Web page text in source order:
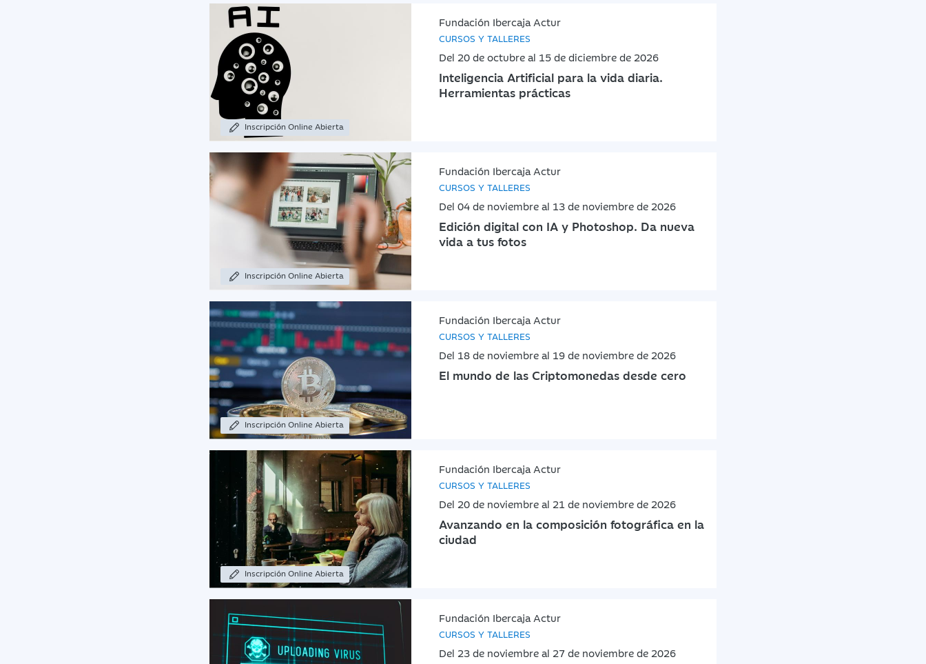
Inscripción Online Abierta
Fundación Ibercaja Actur
CURSOS Y TALLERES
Del 20 de octubre al 15 de diciembre de 2026
Inteligencia Artificial para la vida diaria.
Herramientas prácticas
Inscripción Online Abierta
Fundación Ibercaja Actur
CURSOS Y TALLERES
Del 04 de noviembre al 13 de noviembre de 2026
Edición digital con IA y Photoshop. Da nueva
vida a tus fotos
Inscripción Online Abierta
Fundación Ibercaja Actur
CURSOS Y TALLERES
Del 18 de noviembre al 19 de noviembre de 2026
El mundo de las Criptomonedas desde cero
Inscripción Online Abierta
Fundación Ibercaja Actur
CURSOS Y TALLERES
Del 20 de noviembre al 21 de noviembre de 2026
Avanzando en la composición fotográfica en la
ciudad
Fundación Ibercaja Actur
CURSOS Y TALLERES
Del 23 de noviembre al 27 de noviembre de 2026